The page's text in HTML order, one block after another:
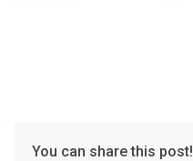
You can share this post!